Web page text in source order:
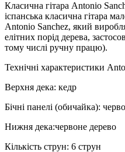
Класична гітара Antonio
іспанська класична гітара
Antonio Sanchez, який
елітних порід дерева,
тому числі ручну працю).
Технічні характеристики
Верхня дека: кедр
Бічні панелі (обичайка):
Нижня дека:червоне дерево
Кількість струн: 6 струн